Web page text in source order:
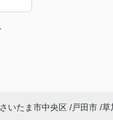
さいたま市中央区 戸田市 草